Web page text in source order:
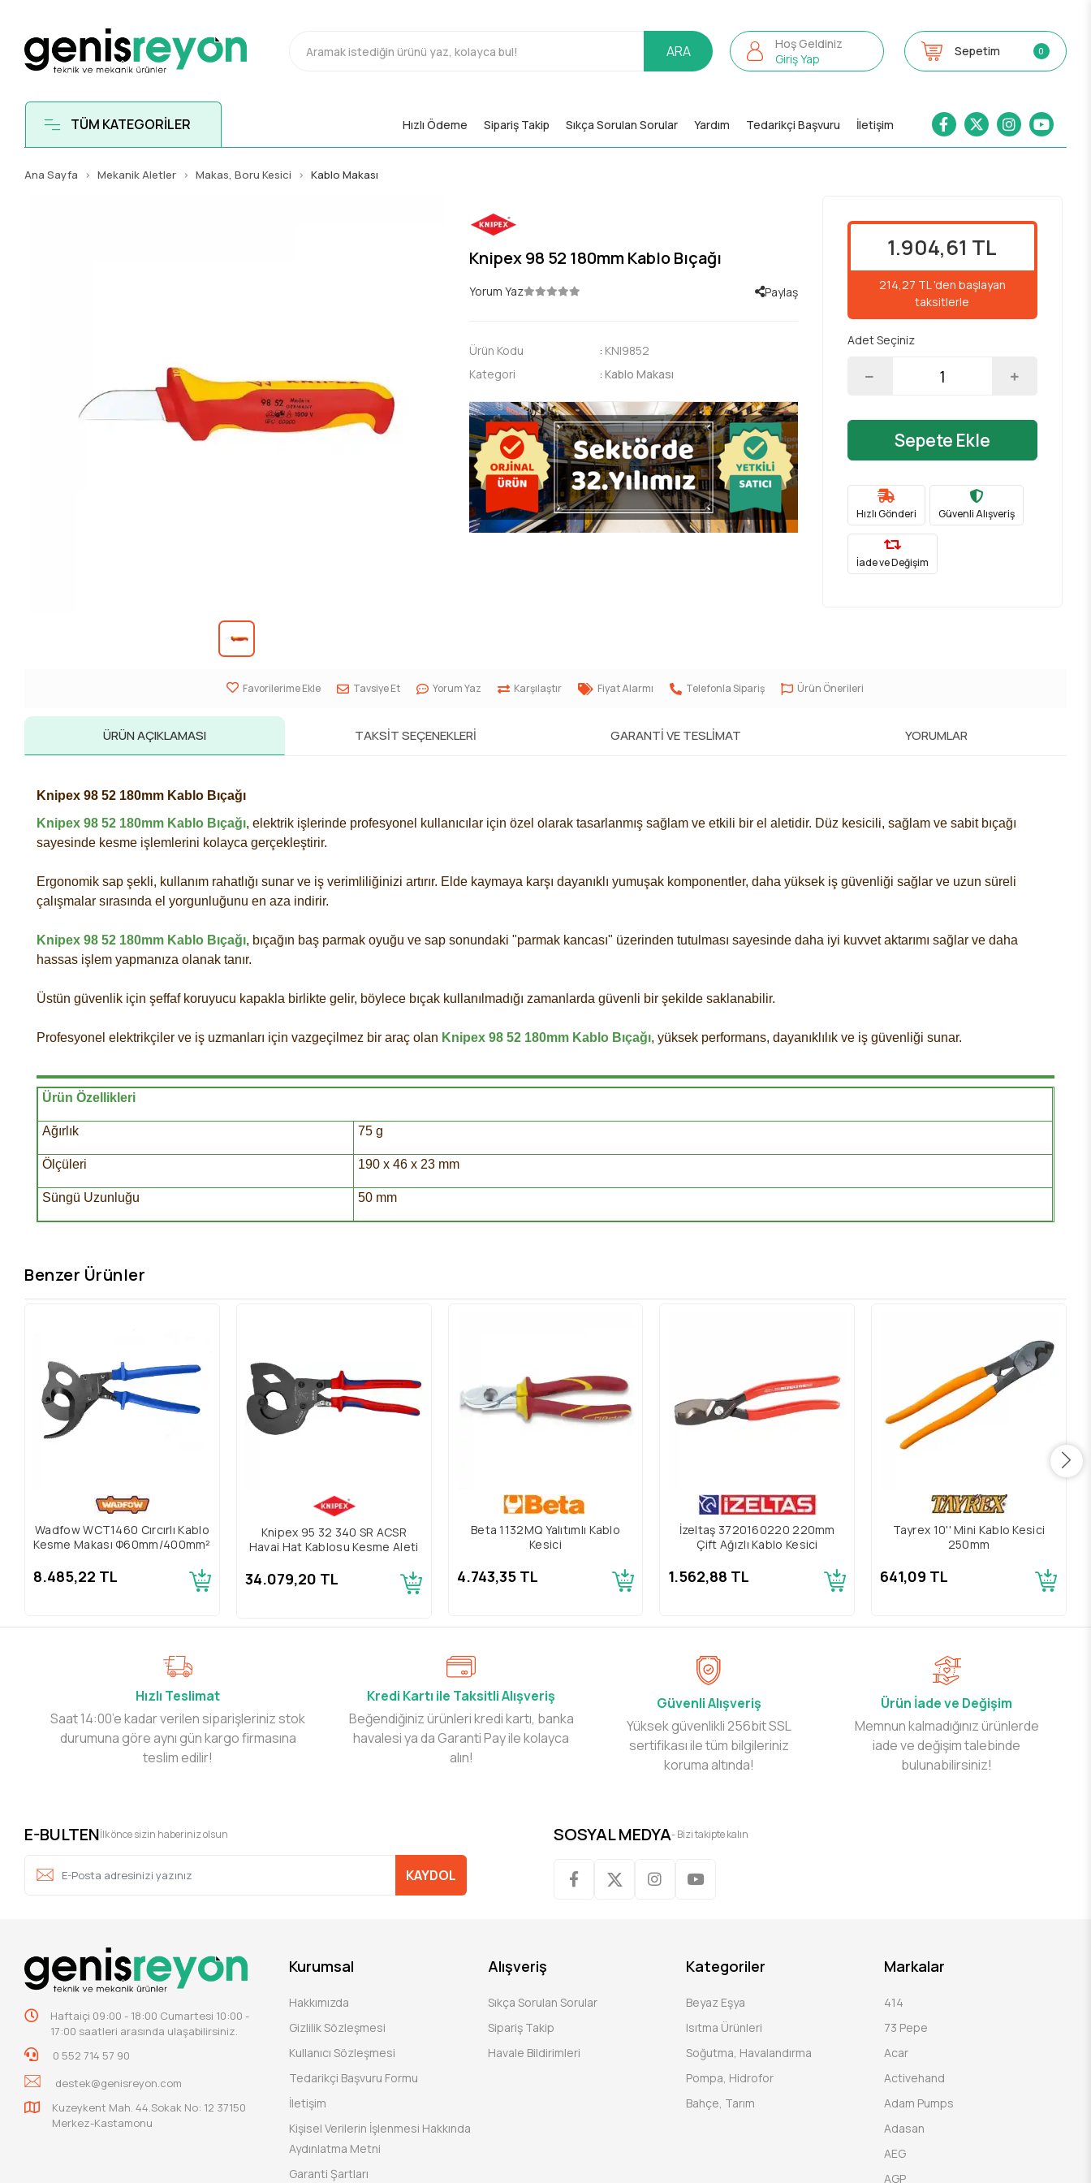
ARA
Hoş Geldiniz
Giriş Yap
Sepetim 0
TÜM KATEGORİLER Hızlı Ödeme Sipariş Takip Sıkça Sorulan Sorular Yardım Tedarikçi Başvuru İletişim
Ana Sayfa Mekanik Aletler Makas, Boru Kesici Kablo Makası
Knipex 98 52 180mm Kablo Bıçağı
Yorum Yaz Paylaş
Ürün Kodu : KNI9852
Kategori
:Kablo Makası
1.904,61 TL
214,27 TL 'den başlayan
taksitlerle
Adet Seçiniz
Sepete Ekle
Hızlı Gönderi Güvenli Alışveriş
İade ve Değişim
Favorilerime Ekle Tavsiye Et Yorum Yaz Karşılaştır Fiyat Alarmı Telefonla Sipariş Ürün Önerileri
ÜRÜN AÇIKLAMASI TAKSIT SEÇENEKLERI GARANTI VE TESLIMAT YORUMLAR
Knipex 98 52 180mm Kablo Bıçağı
Knipex 98 52 180mm Kablo Bıçağı, elektrik işlerinde profesyonel kullanıcılar için özel olarak tasarlanmış sağlam ve etkili bir el aletidir. Düz kesicili, sağlam ve sabit bıçağı
sayesinde kesme işlemlerini kolayca gerçekleştirir.
Ergonomik sap şekli, kullanım rahatlığı sunar ve iş verimliliğinizi artırır. Elde kaymaya karşı dayanıklı yumuşak komponentler, daha yüksek iş güvenliği sağlar ve uzun süreli
çalışmalar sırasında el yorgunluğunu en aza indirir.
Knipex 98 52 180mm Kablo Bıçağı, bıçağın baş parmak oyuğu ve sap sonundaki "parmak kancası" üzerinden tutulması sayesinde daha iyi kuvvet aktarımı sağlar ve daha
hassas işlem yapmanıza olanak tanır.
Üstün güvenlik için şeffaf koruyucu kapakla birlikte gelir, böylece bıçak kullanılmadığı zamanlarda güvenli bir şekilde saklanabilir.
Profesyonel elektrikçiler ve iş uzmanları için vazgeçilmez bir araç olan Knipex 98 52 180mm Kablo Bıçağı, yüksek performans, dayanıklılık ve iş güvenliği sunar.
Ürün Özellikleri
Ağırlık 75 g
Ölçüleri 190 x 46 x 23 mm
Süngü Uzunluğu 50 mm
Benzer Ürünler
Wadfow WCT1460 Cırcırlı Kablo
Kesme Makası Φ60mm/400mm²
8.485,22 TL
Knipex 95 32 340 SR ACSR
Havai Hat Kablosu Kesme Aleti
34.079,20 TL
Beta 1132MQ Yalıtımlı Kablo
Kesici
4.743,35 TL
İzeltaş 3720160220 220mm
Çift Ağızlı Kablo Kesici
1.562,88 TL
Tayrex 10'' Mini Kablo Kesici
250mm
641,09 TL
Hızlı Teslimat
Saat 14:00’e kadar verilen siparişleriniz stok
durumuna göre aynı gün kargo firmasına
teslim edilir!
Kredi Kartı ile Taksitli Alışveriş
Beğendiğiniz ürünleri kredi kartı, banka
havalesi ya da Garanti Pay ile kolayca
alın!
Güvenli Alışveriş
Yüksek güvenlikli 256bit SSL
sertifikası ile tüm bilgileriniz
koruma altında!
Ürün İade ve Değişim
Memnun kalmadığınız ürünlerde
iade ve değişim talebinde
bulunabilirsiniz!
E-BULTENİlk önce sizin haberiniz olsun
KAYDOL
SOSYAL MEDYA- Bizi takipte kalın
Haftaiçi 09:00 - 18:00 Cumartesi 10:00 -
17:00 saatleri arasında ulaşabilirsiniz.
0 552 714 57 90
destek@genisreyon.com
Kuzeykent Mah. 44.Sokak No: 12 37150
Merkez-Kastamonu
Kurumsal
Hakkımızda
Gizlilik Sözleşmesi
Kullanıcı Sözleşmesi
Tedarikçi Başvuru Formu
İletişim
Kişisel Verilerin İşlenmesi Hakkında
Aydınlatma Metni
Garanti Şartları
Alışveriş
Sıkça Sorulan Sorular
Sipariş Takip
Havale Bildirimleri
Kategoriler
Beyaz Eşya
Isıtma Ürünleri
Soğutma, Havalandırma
Pompa, Hidrofor
Bahçe, Tarım
Markalar
414
73 Pepe
Acar
Activehand
Adam Pumps
Adasan
AEG
AGP